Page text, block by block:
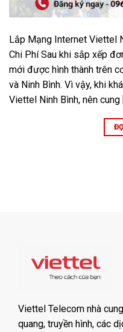
Lắp Mạng Internet Viettel
Chi Phí Sau khi sắp xếp
mới được hình thành trên
và Ninh Bình. Vì vậy, khi
Viettel Ninh Bình, nên cung
Viettel Telecom nhà
quang, truyền hình, các